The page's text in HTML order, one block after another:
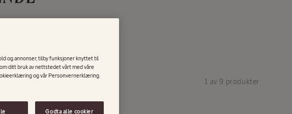
1 av 9 produkter
og annonser, tilby funksjoner knyttet til
ditt bruk av nettstedet vårt med våre
og vår Personvernerklæring.
Godta alle cookier